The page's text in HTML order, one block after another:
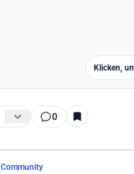
Klicken,
0
Community